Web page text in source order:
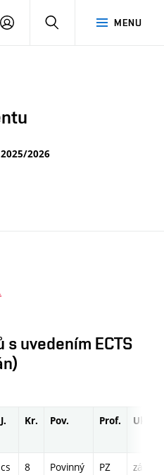
MENU
PŘIHLÁSIT
2025/2026
uvedením ECTS
J. Kr. Pov. Prof. Uk.
cs 8 Povinný PZ zá